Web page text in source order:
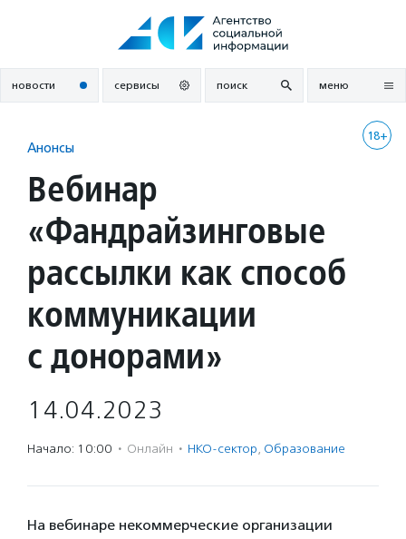
новости сервисы поиск меню
18+
Анонсы
Вебинар
«Фандрайзинговые
рассылки как способ
коммуникации
с донорами»
14.04.2023
Начало: 10:00 · Онлайн · НКО-сектор, Образование
На вебинаре некоммерческие организации